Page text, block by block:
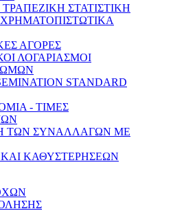
ΣΤΑΤΙΣΤΙΚΗ
ΑΓΟΡΕΣ
ΛΟΓΑΡΙΑΣΜΟΙ
STANDARD
- ΤΙΜΕΣ
ΤΩΝ ΣΥΝΑΛΛΑΓΩΝ ΜΕ
ΚΑΘΥΣΤΕΡΗΣΕΩΝ